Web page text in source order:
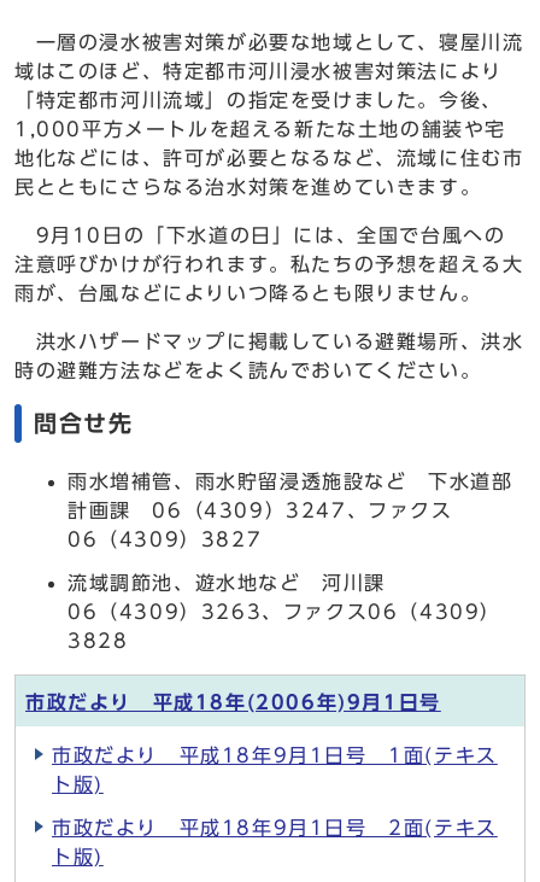
一層の浸水被害対策が必要な地域として、寝屋川流
域はこのほど、特定都市河川浸水被害対策法により
「特定都市河川流域」の指定を受けました。今後、
1,000平方メートルを超える新たな土地の舗装や宅
地化などには、許可が必要となるなど、流域に住む市
民とともにさらなる治水対策を進めていきます。
9月10日の「下水道の日」には、全国で台風への
注意呼びかけが行われます。私たちの予想を超える大
雨が、台風などによりいつ降るとも限りません。
洪水ハザードマップに掲載している避難場所、洪水
時の避難方法などをよく読んでおいてください。
問合せ先
雨水増補管、雨水貯留浸透施設など 下水道部
計画課 06（4309）3247、ファクス
06（4309）3827
流域調節池、遊水地など 河川課
06（4309）3263、ファクス06（4309）
3828
市政だより 平成18年(2006年)9月1日号
市政だより 平成18年9月1日号 1面(テキス
ト版)
市政だより 平成18年9月1日号 2面(テキス
ト版)